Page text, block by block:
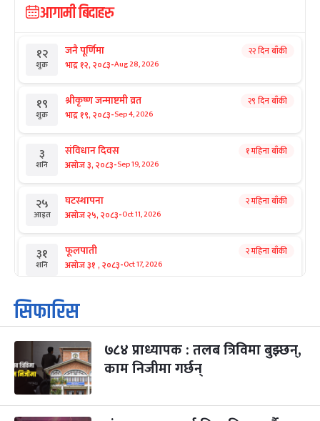
आगामी बिदाहरु
१२
शुक्र
जनै पूर्णिमा
भाद्र १२, २०८३-Aug 28, 2026
२२ दिन बाँकी
१९
शुक्र
श्रीकृष्ण जन्माष्टमी व्रत
भाद्र १९, २०८३-Sep 4, 2026
२९ दिन बाँकी
३
शनि
संविधान दिवस
असोज ३, २०८३-Sep 19, 2026
१ महिना बाँकी
२५
आइत
घटस्थापना
असोज २५, २०८३-Oct 11, 2026
२ महिना बाँकी
३१
शनि
फूलपाती
असोज ३१ , २०८३-Oct 17, 2026
२ महिना बाँकी
१
आइत
कार्तिक सङ्क्रान्ति
कार्तिक १, २०८३
३
मंगल
महानवमी
कार्तिक ३, २०८३-Oct 20, 2026
२ महिना बाँकी
४
बुध कार्तिक ४, २०८३
सिफारिस
७८४ प्राध्यापक : तलब त्रिविमा बुझ्छन्,
काम निजीमा गर्छन्